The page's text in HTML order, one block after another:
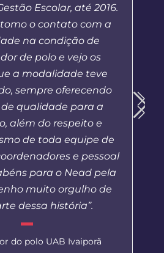
Escolar, até 2016.
o contato com a
na condição de
de polo e vejo os
a modalidade teve
sempre oferecendo
qualidade para a
além do respeito e
de toda equipe de
e pessoal
para o Nead pela
muito orgulho de
dessa história”.
do polo UAB Ivaiporã